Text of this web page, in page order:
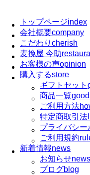
トップページindex
会社概要company
こだわり cherish
麦挽屋 今助
お客様の声opinion
購入するstore
ギフトセット
商品一覧
ご利用方法
特定商取引法
プライバシー
ご利用規約
新着情報news
お知らせnews
ブログblog